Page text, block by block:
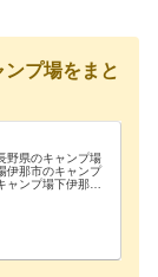
プ場をまと
野県のキャンプ場
伊那市のキャンプ
ャンプ場下伊那郡